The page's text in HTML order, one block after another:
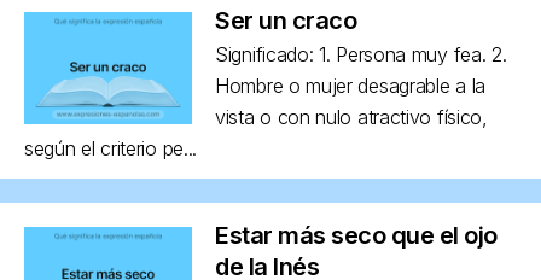
Ser un craco
Significado: 1. Persona muy fea. 2.
Hombre o mujer desagrable a la
vista o con nulo atractivo físico,
según el criterio pe...
Estar más seco que el ojo
de la Inés